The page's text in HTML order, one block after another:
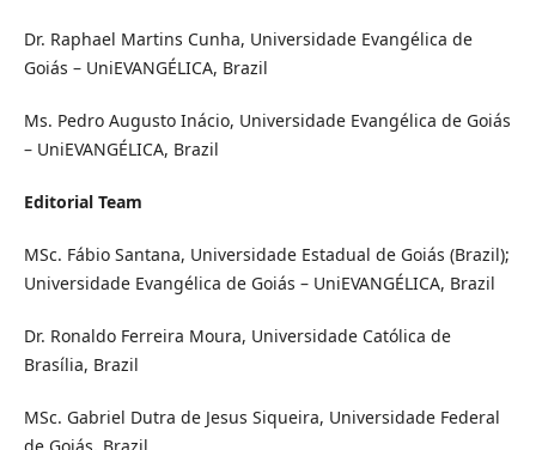
Dr. Raphael Martins Cunha, Universidade Evangélica de
Goiás – UniEVANGÉLICA, Brazil
Ms. Pedro Augusto Inácio, Universidade Evangélica de Goiás
– UniEVANGÉLICA, Brazil
Editorial Team
MSc. Fábio Santana, Universidade Estadual de Goiás (Brazil);
Universidade Evangélica de Goiás – UniEVANGÉLICA, Brazil
Dr. Ronaldo Ferreira Moura, Universidade Católica de
Brasília, Brazil
MSc. Gabriel Dutra de Jesus Siqueira, Universidade Federal